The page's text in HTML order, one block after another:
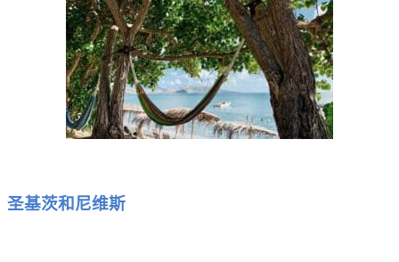
圣基茨和尼维斯